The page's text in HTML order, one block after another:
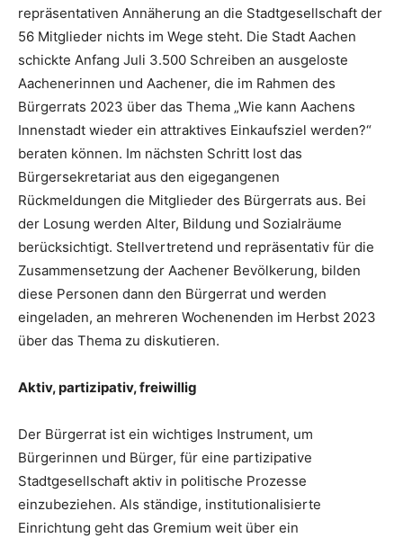
repräsentativen Annäherung an die Stadtgesellschaft der
56 Mitglieder nichts im Wege steht. Die Stadt Aachen
schickte Anfang Juli 3.500 Schreiben an ausgeloste
Aachenerinnen und Aachener, die im Rahmen des
Bürgerrats 2023 über das Thema „Wie kann Aachens
Innenstadt wieder ein attraktives Einkaufsziel werden?“
beraten können. Im nächsten Schritt lost das
Bürgersekretariat aus den eigegangenen
Rückmeldungen die Mitglieder des Bürgerrats aus. Bei
der Losung werden Alter, Bildung und Sozialräume
berücksichtigt. Stellvertretend und repräsentativ für die
Zusammensetzung der Aachener Bevölkerung, bilden
diese Personen dann den Bürgerrat und werden
eingeladen, an mehreren Wochenenden im Herbst 2023
über das Thema zu diskutieren.
Aktiv, partizipativ, freiwillig
Der Bürgerrat ist ein wichtiges Instrument, um
Bürgerinnen und Bürger, für eine partizipative
Stadtgesellschaft aktiv in politische Prozesse
einzubeziehen. Als ständige, institutionalisierte
Einrichtung geht das Gremium weit über ein